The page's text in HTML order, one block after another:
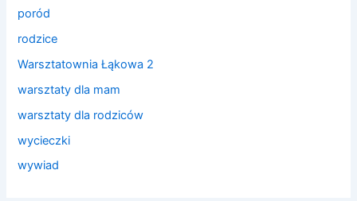
poród
rodzice
Warsztatownia Łąkowa 2
warsztaty dla mam
warsztaty dla rodziców
wycieczki
wywiad